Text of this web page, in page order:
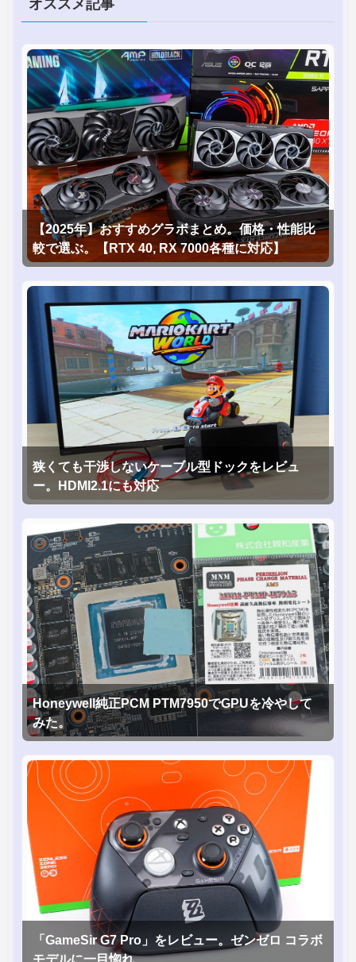
オススメ記事
【2025年】おすすめグラボまとめ。価格・性能比
較で選ぶ。【RTX 40, RX 7000各種に対応】
狭くても干渉しないケーブル型ドックをレビュ
ー。HDMI2.1にも対応
Honeywell純正PCM PTM7950でGPUを冷やして
みた。
「GameSir G7 Pro」をレビュー。ゼンゼロ コラボ
モデルに一目惚れ